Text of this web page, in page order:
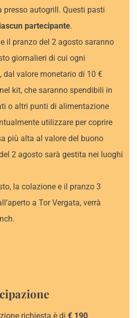
presso autogrill. Questi pasti
partecipante.
il pranzo del 2 agosto saranno
giornalieri di cui ogni
dal valore monetario di 10 €
kit, che saranno spendibili in
o altri punti di alimentazione
utilizzare per coprire
più alta al valore del buono
2 agosto sarà gestita nei luoghi
la colazione e il pranzo 3
a Tor Vergata, verrà
richiesta è di € 190